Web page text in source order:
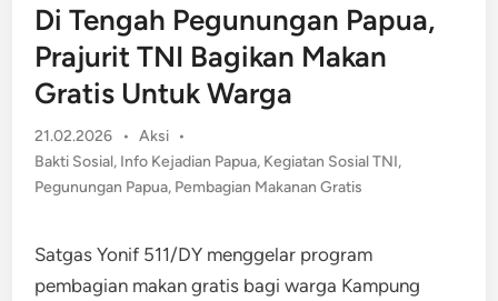
Di Tengah Pegunungan Papua,
Prajurit TNI Bagikan Makan
Gratis Untuk Warga
21.02.2026 • Posted
in
Aksi •
Bakti Sosial, Info Kejadian Papua, Kegiatan Sosial TNI,
Pegunungan Papua, Pembagian Makanan Gratis
Satgas Yonif 511/DY menggelar program
pembagian makan gratis bagi warga Kampung